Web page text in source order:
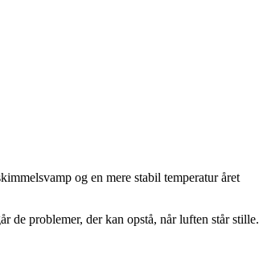
og en mere stabil temperatur året
de problemer, der kan opstå, når luften står stille.